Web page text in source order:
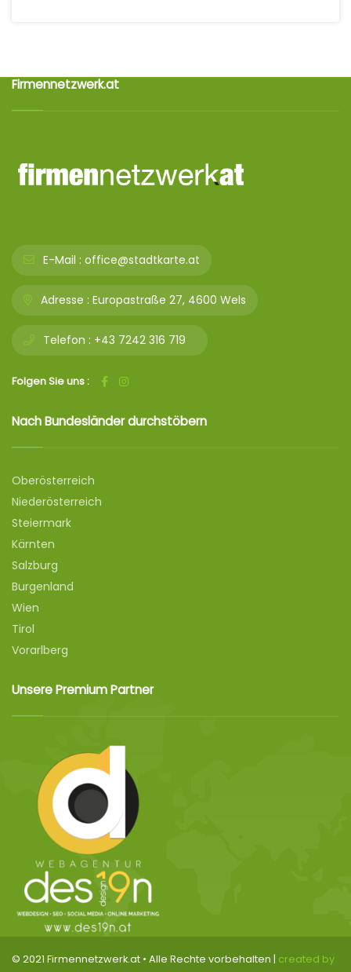
Firmennetzwerk.at
E-Mail : office@stadtkarte.at
Adresse : Europastraße 27, 4600 Wels
Telefon : +43 7242 316 719
Folgen Sie uns :
Nach Bundesländer durchstöbern
Oberösterreich
Niederösterreich
Steiermark
Kärnten
Salzburg
Burgenland
Wien
Tirol
Vorarlberg
Unsere Premium Partner
© 2021 Firmennetzwerk.at • Alle Rechte vorbehalten | created by